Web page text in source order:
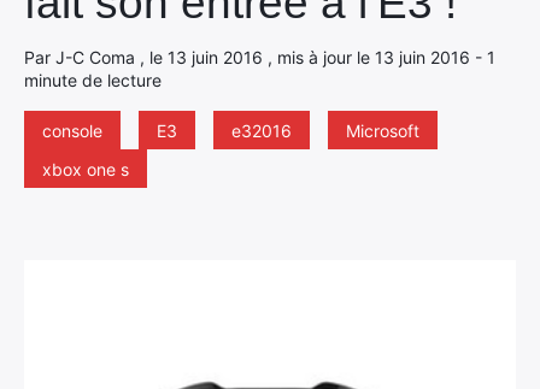
Par J-C Coma , le 13 juin 2016 , mis à jour le 13 juin 2016 - 1
minute de lecture
console E3 e32016
Microsoft
xbox one s